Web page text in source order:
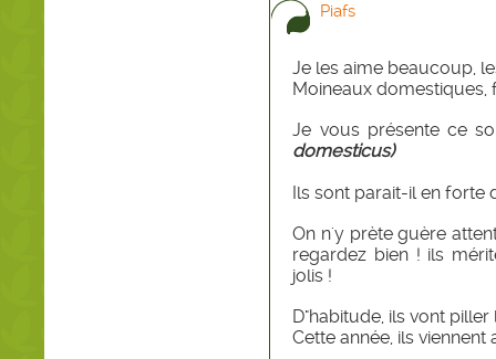
Piafs
Je les aime beaucoup,
Moineaux domestiques,
Je vous présente ce
domesticus)
Ils sont parait-il en forte
On n'y prète guère
regardez bien ! ils
jolis !
D"habitude, ils vont
Cette année, ils viennent